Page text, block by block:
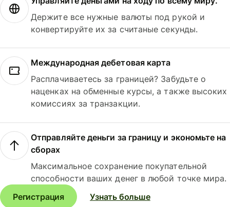
Держите все нужные валюты под рукой и
конвертируйте их за считаные секунды.
Международная дебетовая карта
Расплачиваетесь за границей? Забудьте о
наценках на обменные курсы, а также высоких
комиссиях за транзакции.
Отправляйте деньги за границу и экономьте на
сборах
Максимальное сохранение покупательной
способности ваших денег в любой точке мира.
Регистрация
Узнать больше